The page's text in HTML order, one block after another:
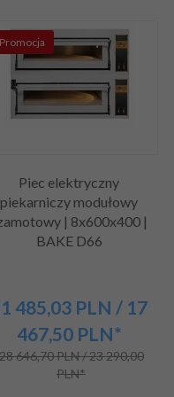
Promocja
Piec elektryczny
piekarniczy modułowy
| 8x600x400 |
BAKE D66
485,03 PLN / 17
467,50 PLN*
646,70 PLN / 23 290,00
PLN*